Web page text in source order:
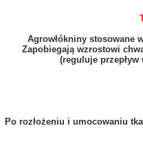
Agrowłókniny stosowane
Zapobiegają wzrostowi
(reguluje
Po rozłożeniu i umocowaniu